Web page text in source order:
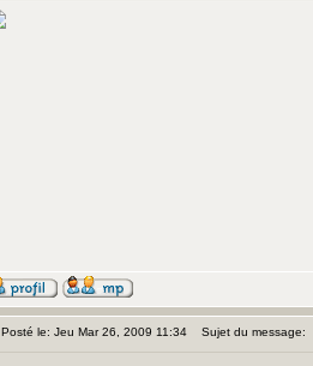
Posté le: Jeu Mar 26, 2009 11:34 Sujet du message: